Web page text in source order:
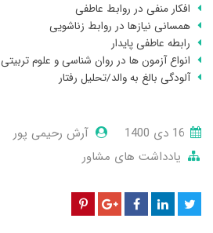
افکار منفی در روابط عاطفی
همسانی نیازها در روابط زناشویی
رابطه عاطفی پایدار
انواع آزمون ها در روان شناسی و علوم تربیتی
آلودگی بالغ به والد/تحلیل رفتار
آرش رحیمی پور
یادداشت های مشاور